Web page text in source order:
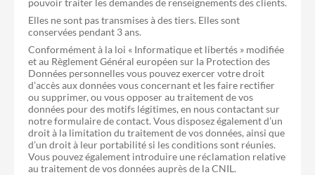
pouvoir traiter les demandes de renseignements des clients.
Elles ne sont pas transmises à des tiers. Elles sont
conservées pendant 3 ans.
Conformément à la loi « Informatique et libertés » modifiée
et au Règlement Général européen sur la Protection des
Données personnelles vous pouvez exercer votre droit
d’accès aux données vous concernant et les faire rectifier
ou supprimer, ou vous opposer au traitement de vos
données pour des motifs légitimes, en nous contactant sur
notre formulaire de contact. Vous disposez également d’un
droit à la limitation du traitement de vos données, ainsi que
d’un droit à leur portabilité si les conditions sont réunies.
Vous pouvez également introduire une réclamation relative
au traitement de vos données auprès de la CNIL.